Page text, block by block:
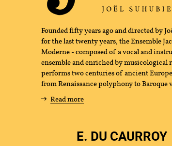
Founded fifty years ago and directed by
for the last twenty years, the Ensemble
Moderne - composed of a vocal and
ensemble and enriched by musicological
performs two centuries of ancient
from Renaissance polyphony to Baroque
Read more
E. DU CAURROY